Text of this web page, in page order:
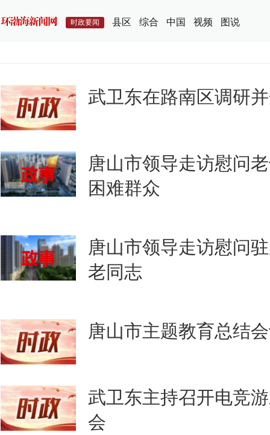
时政要闻 县区 综合 中国 视频 图说
武卫东在路南区调研
唐山市领导走访慰问
困难群众
唐山市领导走访慰问
老同志
唐山市主题教育总结
武卫东主持召开电竞
会